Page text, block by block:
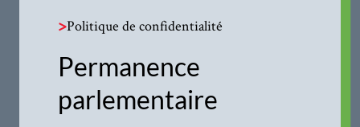
>Politique de confidentialité
Permanence
parlementaire